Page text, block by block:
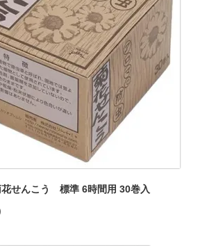
花せんこう 標準 6時間用 30巻入